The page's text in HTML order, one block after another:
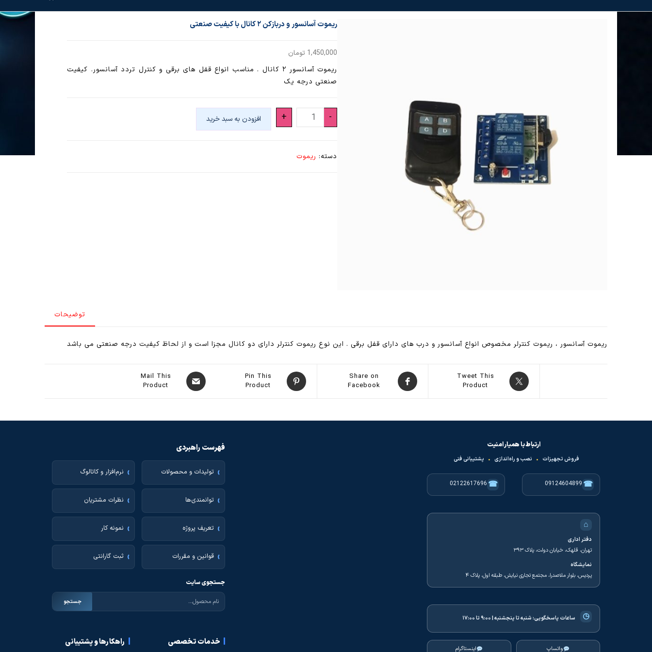
ریموت آسانسور و دربازکن ۲ کانال با کیفیت صنعتی
1,450,000 تومان
ریموت آسانسور ۲ کانال . مناسب انواع قفل های برقی و کنترل تردد آسانسور. کیفیت
صنعتی درجه یک
-
ریموت
آسانسور
+ افزودن به سبد خرید
دسته: ریموت
توضیحات
ریموت آسانسور ، ریموت کنترلر مخصوص انواع آسانسور و درب های دارای قفل برقی . این نوع ریموت کنترلر دارای دو کانال مجزا است و از لحاظ کیفیت درجه صنعتی می باشد
Tweet This
Product
Share on
Facebook
Pin This
Product
Mail This
Product
ارتباط با همیار امنیت
فروش تجهیزات • نصب و راه‌اندازی • پشتیبانی فنی
☎
09124604899
☎
02122617696
⌂
دفتر اداری
تهران، قلهک، خیابان دولت، پلاک ۳۹۳
نمایشگاه
پردیس، بلوار ملاصدرا، مجتمع تجاری نیایش، طبقه اول، پلاک ۴
◷ ساعات پاسخگویی:شنبه تا پنجشنبه | ۹:۰۰ تا ۱۷:۰۰
واتساپ اینستاگرام
فهرست راهبردی
تولیدات و محصولات نرم‌افزار و کاتالوگ
توانمندی‌ها نظرات مشتریان
تعریف پروژه نمونه کار
قوانین و مقررات ثبت گارانتی
جستجوی سایت
جستجو
خدمات تخصصی راهکارها و پشتیبانی